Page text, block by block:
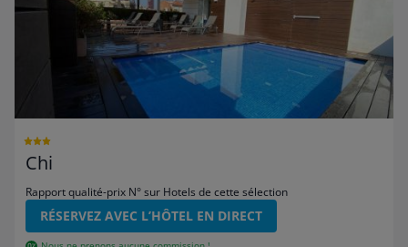
Chi
Rapport qualité-prix N° sur Hotels de cette sélection
RÉSERVEZ AVEC L’HÔTEL EN DIRECT